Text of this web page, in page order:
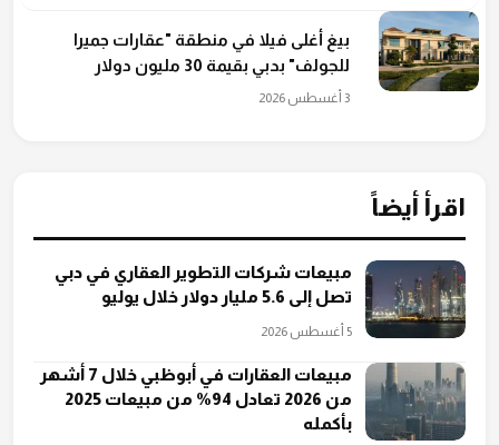
بيغ أغلى فيلا في منطقة "عقارات جميرا
للجولف" بدبي بقيمة 30 مليون دولار
3 أغسطس 2026
اقرأ أيضاً
مبيعات شركات التطوير العقاري في دبي
تصل إلى 5.6 مليار دولار خلال يوليو
5 أغسطس 2026
مبيعات العقارات في أبوظبي خلال 7 أشهر
من 2026 تعادل 94% من مبيعات 2025
بأكمله